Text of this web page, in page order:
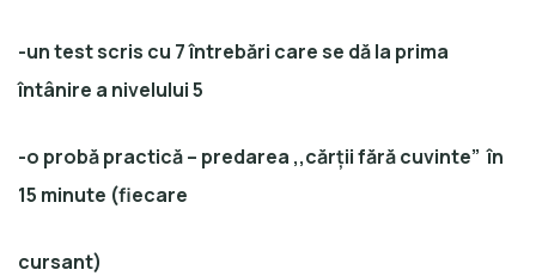
-un test scris cu 7 întrebări care se dă la prima
întânire a nivelului 5
-o probă practică – predarea ,,cărții fără cuvinte” în
15 minute (fiecare
cursant)